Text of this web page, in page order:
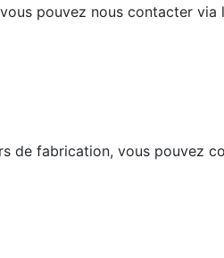
pouvez nous contacter
de fabrication, vous pouvez